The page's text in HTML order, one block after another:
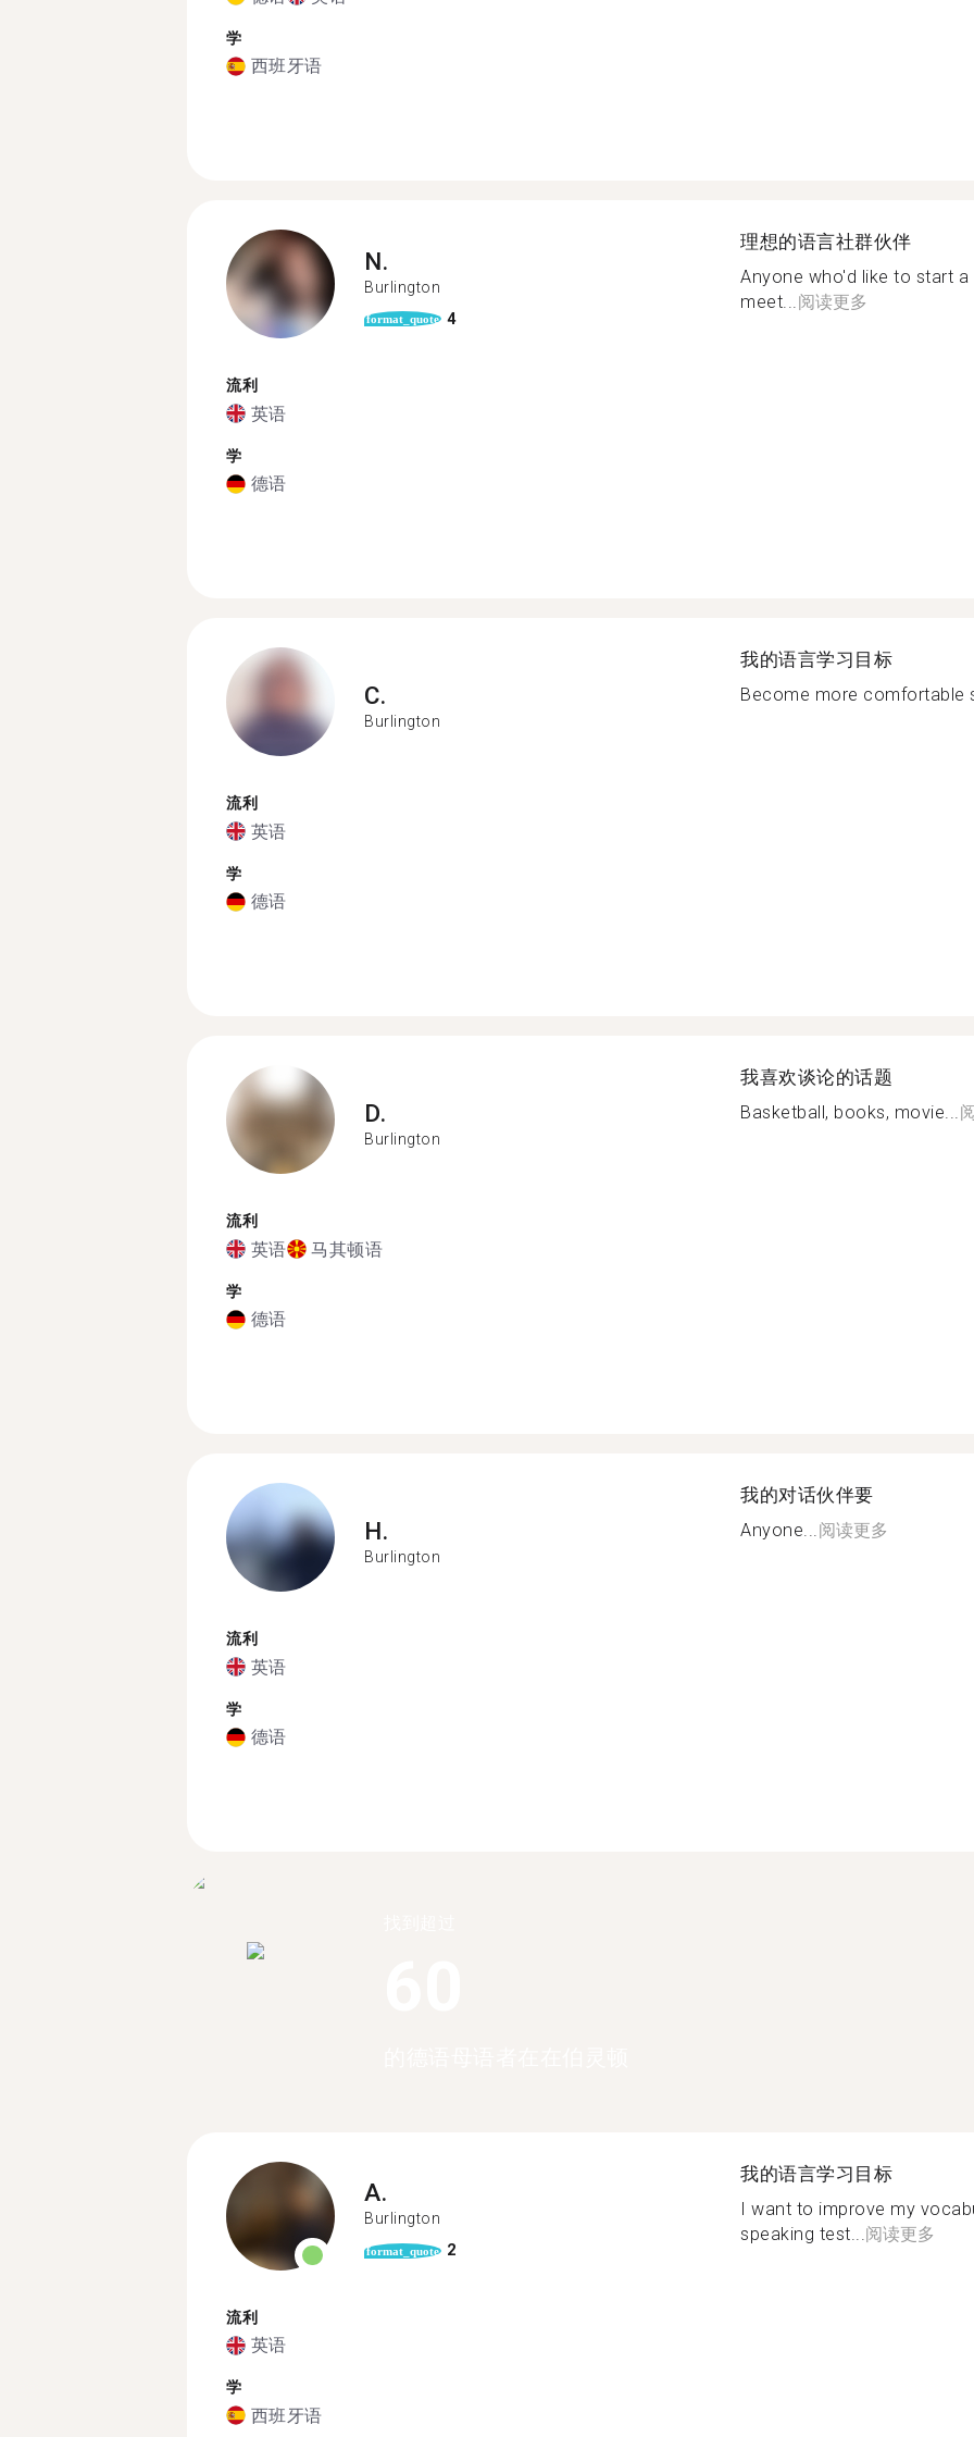
学
西班牙语
N.
Burlington
format_quote 4
流利
英语
学
德语
理想的语言社群伙伴
Anyone who'd like to start
meet...阅读更多
C.
Burlington
流利
英语
学
德语
我的语言学习目标
Become more comfortable
D.
Burlington
流利
英语 马其顿语
学
德语
我喜欢谈论的话题
Basketball, books, movie...
H.
Burlington
流利
英语
学
德语
我的对话伙伴要
Anyone...阅读更多
A.
Burlington
format_quote 2
流利
英语
学
西班牙语
我的语言学习目标
I want to improve my
speaking test... 阅读更多